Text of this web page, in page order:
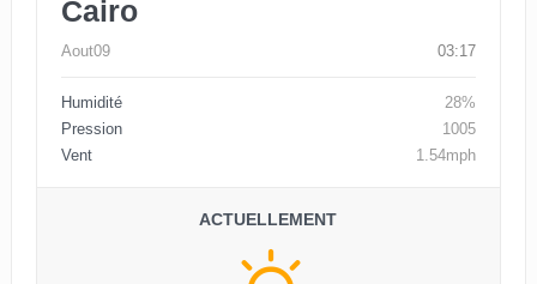
Cairo
Aout09 03:17
Humidité
28%
Pression
1005
Vent
1.54mph
ACTUELLEMENT